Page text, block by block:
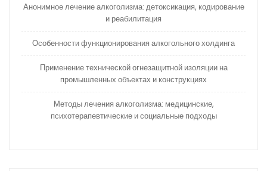
Анонимное лечение алкоголизма: детоксикация, кодирование
и реабилитация
Особенности функционирования алкогольного холдинга
Применение технической огнезащитной изоляции на
промышленных объектах и конструкциях
Методы лечения алкоголизма: медицинские,
психотерапевтические и социальные подходы